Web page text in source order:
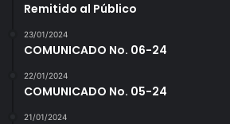
Remitido al Público
23/01/2024
COMUNICADO No. 06-24
22/01/2024
COMUNICADO No. 05-24
21/01/2024